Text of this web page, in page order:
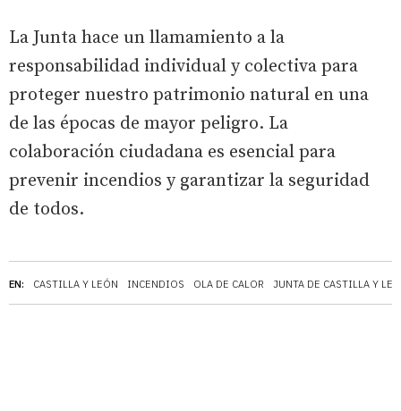
EN: CASTILLA Y LEÓN INCENDIOS OLA DE CALOR JUNTA DE CASTILLA Y
La Junta hace un llamamiento a la
responsabilidad individual y colectiva para
proteger nuestro patrimonio natural en una
de las épocas de mayor peligro. La
colaboración ciudadana es esencial para
prevenir incendios y garantizar la seguridad
de todos.